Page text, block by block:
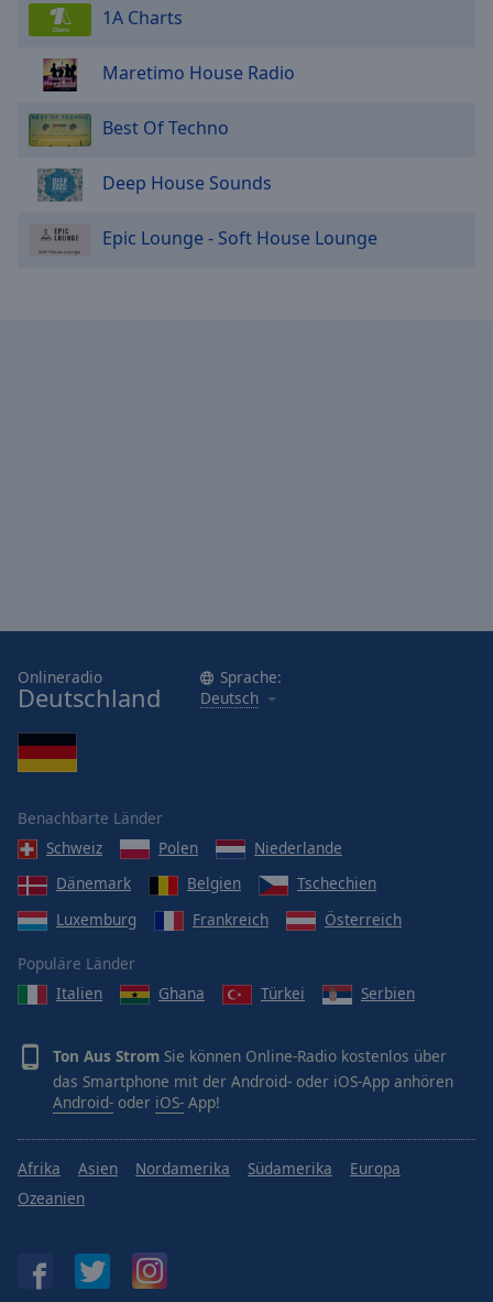
1A Charts
Maretimo House Radio
Best Of Techno
Deep House Sounds
Epic Lounge - Soft House Lounge
Onlineradio
Deutschland
Sprache:
Deutsch
Benachbarte Länder
Schweiz
Polen
Niederlande
Dänemark
Belgien
Tschechien
Luxemburg
Frankreich Österreich
Populäre Länder
Italien
Ghana Türkei Serbien
Ton Aus Strom Sie können Online-Radio kostenlos über
das Smartphone mit der Android- oder iOS-App anhören
Android- oder iOS- App!
Afrika Asien Nordamerika Südamerika
Europa
Ozeanien